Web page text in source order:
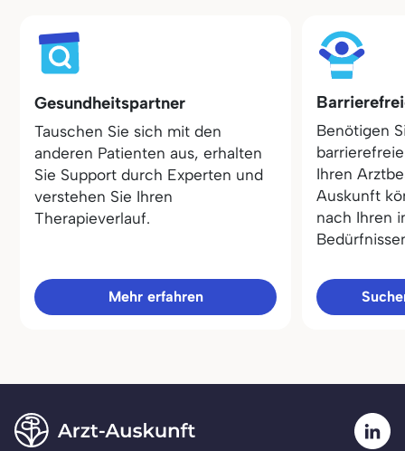
Gesundheitspartner
Tauschen Sie sich mit den
anderen Patienten aus, erhalten
Sie Support durch Experten und
verstehen Sie Ihren
Therapieverlauf.
Mehr erfahren
Benötigen
Ihren
Auskunft
nach Ihren